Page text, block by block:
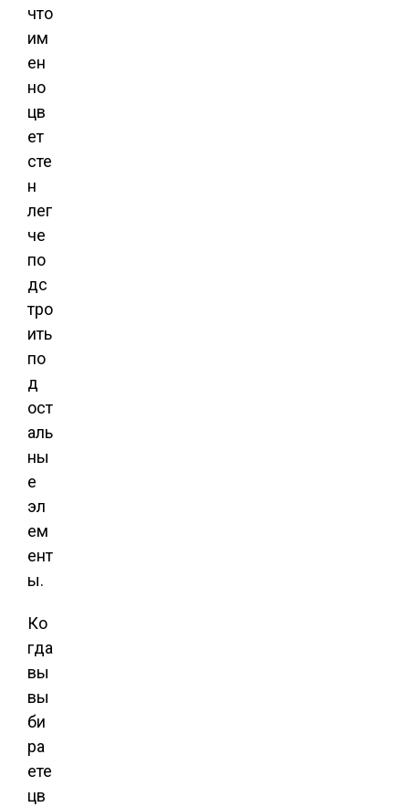
что
им
ен
но
цв
ет
сте
н
лег
че
по
дс
тро
ить
по
д
ост
аль
ны
е
эл
ем
ент
ы.
Ко
гда
вы
вы
би
ра
ете
цв